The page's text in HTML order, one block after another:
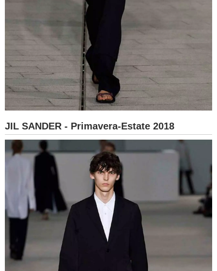
JIL SANDER - Primavera-Estate 2018